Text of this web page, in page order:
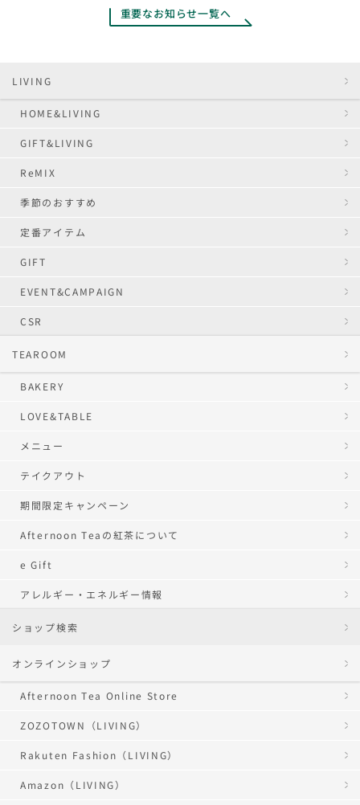
重要なお知らせ一覧へ
LIVING
HOME&LIVING
GIFT&LIVING
ReMIX
季節のおすすめ
定番アイテム
GIFT
EVENT&CAMPAIGN
CSR
TEAROOM
BAKERY
LOVE&TABLE
メニュー
テイクアウト
期間限定キャンペーン
Afternoon Teaの紅茶について
e Gift
アレルギー・エネルギー情報
ショップ検索
オンラインショップ
Afternoon Tea Online Store
ZOZOTOWN（LIVING）
Rakuten Fashion（LIVING）
Amazon（LIVING）